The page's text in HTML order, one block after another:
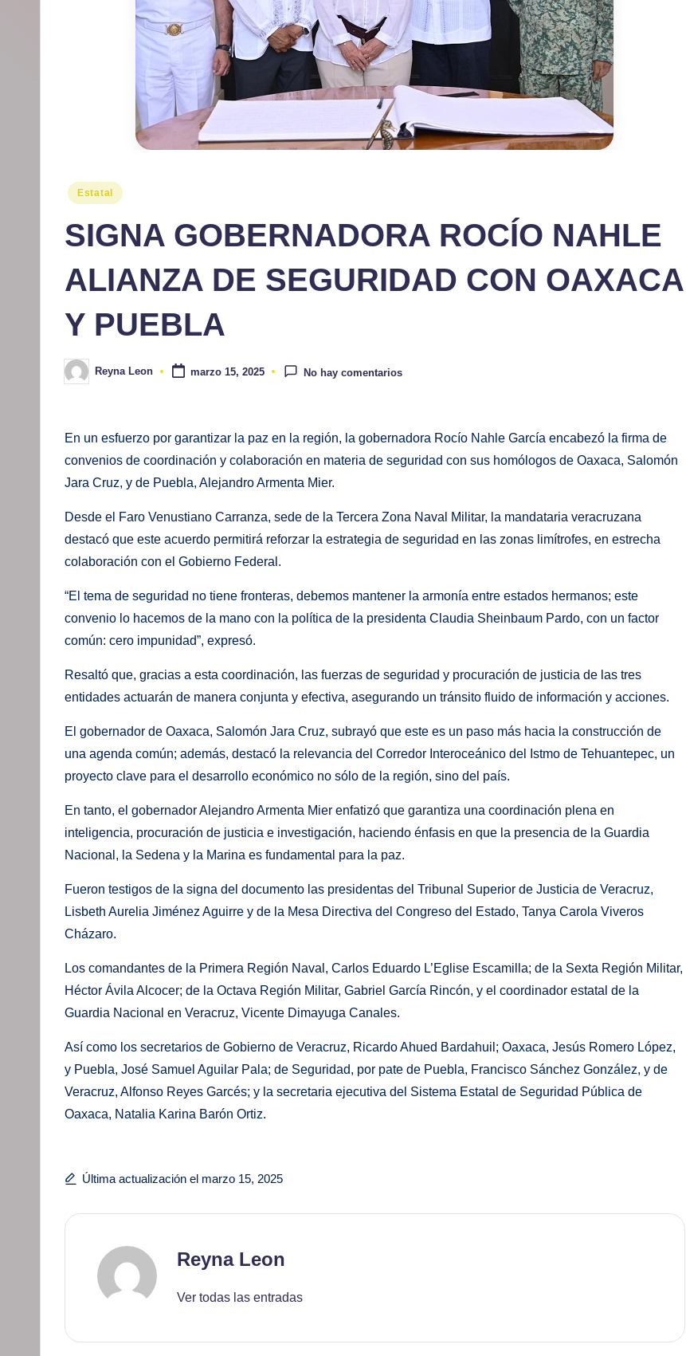
Publicado
Estatal
SIGNA GOBERNADORA ROCÍO NAHLE
ALIANZA DE SEGURIDAD CON OAXACA
Y PUEBLA
Publicado
por
Reyna Leon marzo 15, 2025 No hay comentarios
En un esfuerzo por garantizar la paz en la región, la gobernadora Rocío Nahle García encabezó la firma de
convenios de coordinación y colaboración en materia de seguridad con sus homólogos de Oaxaca, Salomón
Jara Cruz, y de Puebla, Alejandro Armenta Mier.
Desde el Faro Venustiano Carranza, sede de la Tercera Zona Naval Militar, la mandataria veracruzana
destacó que este acuerdo permitirá reforzar la estrategia de seguridad en las zonas limítrofes, en estrecha
colaboración con el Gobierno Federal.
“El tema de seguridad no tiene fronteras, debemos mantener la armonía entre estados hermanos; este
convenio lo hacemos de la mano con la política de la presidenta Claudia Sheinbaum Pardo, con un factor
común: cero impunidad”, expresó.
Resaltó que, gracias a esta coordinación, las fuerzas de seguridad y procuración de justicia de las tres
entidades actuarán de manera conjunta y efectiva, asegurando un tránsito fluido de información y acciones.
El gobernador de Oaxaca, Salomón Jara Cruz, subrayó que este es un paso más hacia la construcción de
una agenda común; además, destacó la relevancia del Corredor Interoceánico del Istmo de Tehuantepec, un
proyecto clave para el desarrollo económico no sólo de la región, sino del país.
En tanto, el gobernador Alejandro Armenta Mier enfatizó que garantiza una coordinación plena en
inteligencia, procuración de justicia e investigación, haciendo énfasis en que la presencia de la Guardia
Nacional, la Sedena y la Marina es fundamental para la paz.
Fueron testigos de la signa del documento las presidentas del Tribunal Superior de Justicia de Veracruz,
Lisbeth Aurelia Jiménez Aguirre y de la Mesa Directiva del Congreso del Estado, Tanya Carola Viveros
Cházaro.
Los comandantes de la Primera Región Naval, Carlos Eduardo L’Eglise Escamilla; de la Sexta Región Militar,
Héctor Ávila Alcocer; de la Octava Región Militar, Gabriel García Rincón, y el coordinador estatal de la
Guardia Nacional en Veracruz, Vicente Dimayuga Canales.
Así como los secretarios de Gobierno de Veracruz, Ricardo Ahued Bardahuil; Oaxaca, Jesús Romero López,
y Puebla, José Samuel Aguilar Pala; de Seguridad, por pate de Puebla, Francisco Sánchez González, y de
Veracruz, Alfonso Reyes Garcés; y la secretaria ejecutiva del Sistema Estatal de Seguridad Pública de
Oaxaca, Natalia Karina Barón Ortiz.
Última actualización el marzo 15, 2025
Reyna Leon
Ver todas las entradas